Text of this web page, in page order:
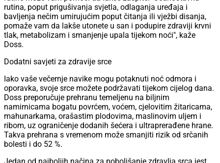
rutina, poput prigušivanja svjetla, odlaganja uređaja i
bavljenja nečim umirujućim poput čitanja ili vježbi disanja,
pomaže vam da lakše utonete u san i podupire zdraviji krvni
tlak, metabolizam i smanjenje upala tijekom noći", kaže
Doss.
Dodatni savjeti za zdravije srce
Iako vaše večernje navike mogu potaknuti noć odmora i
oporavka, svoje srce možete podržavati tijekom cijelog dana.
Doss preporučuje prehranu temeljenu na biljnim
namirnicama bogatu povrćem, voćem, cjelovitim žitaricama,
mahunarkama, orašastim plodovima, maslinovim uljem i
ribom, uz ograničenje dodanih šećera i ultraprerađene hrane.
Takva prehrana s vremenom može smanjiti rizik od srčanih
bolesti i do 52 %.